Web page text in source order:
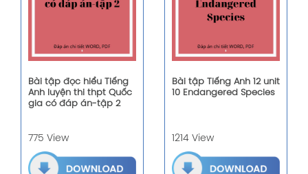
Bài tập đọc hiểu Tiếng
Anh luyện thi thpt Quốc
gia có đáp án-tập 2
775 View
Bài tập Tiếng Anh 12 unit
10 Endangered Species
1214 View